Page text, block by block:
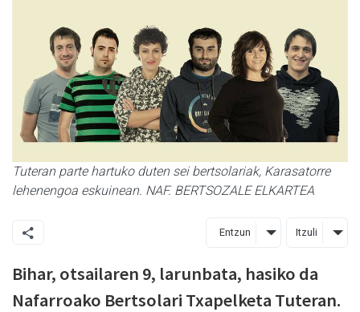
Tuteran parte hartuko duten sei bertsolariak, Karasatorre
lehenengoa eskuinean. NAF. BERTSOZALE ELKARTEA
Entzun Itzuli
Bihar, otsailaren 9, larunbata, hasiko da
Nafarroako Bertsolari Txapelketa Tuteran.